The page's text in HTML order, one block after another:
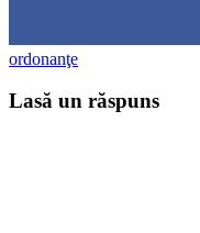
ordonanţe
Lasă un răspuns